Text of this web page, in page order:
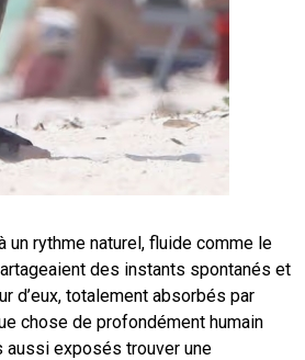
un rythme naturel, fluide comme le
des instants spontanés et
d’eux, totalement absorbés par
chose de profondément humain
aussi exposés trouver une